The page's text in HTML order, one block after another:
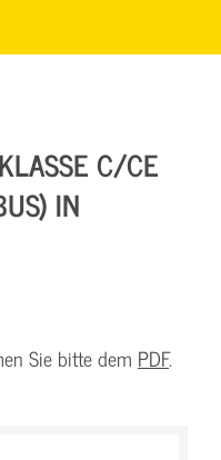
C/CE
IN
Sie bitte dem PDF.